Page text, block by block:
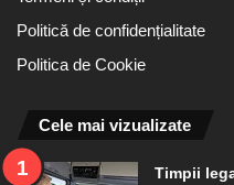
Politică de confidențialitate
Politica de Cookie
Cele mai vizualizate
Timpii